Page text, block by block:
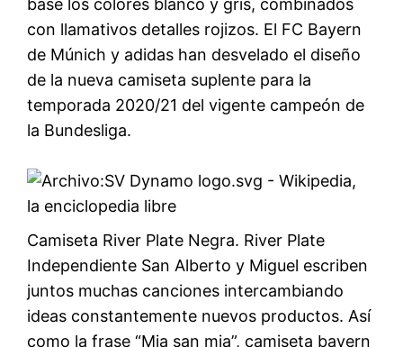
con llamativos detalles rojizos. El FC Bayern
de Múnich y adidas han desvelado el diseño
de la nueva camiseta suplente para la
temporada 2020/21 del vigente campeón de
la Bundesliga.
Camiseta River Plate Negra. River Plate
Independiente San Alberto y Miguel escriben
juntos muchas canciones intercambiando
ideas constantemente nuevos productos. Así
como la frase “Mia san mia”, camiseta bayern